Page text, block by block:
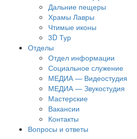
Дальние пещеры
Храмы Лавры
Чтимые иконы
3D Тур
Отделы
Отдел информации
Социальное служение
МЕДИА — Видеостудия
МЕДИА — Звукостудия
Мастерские
Вакансии
Контакты
Вопросы и ответы